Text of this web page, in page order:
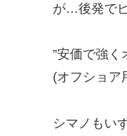
が…後発で
”安価で強
(オフショア
シマノもい